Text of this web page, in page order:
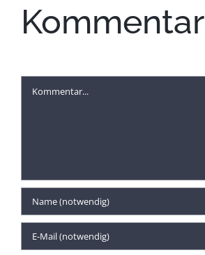
Kommentar
Kommentar